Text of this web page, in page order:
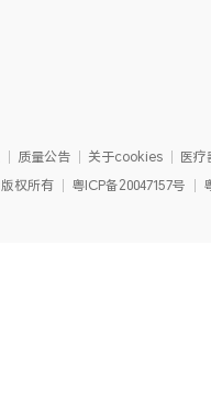
质量公告 关于cookies
医疗
版权所有 粤ICP备20047157号